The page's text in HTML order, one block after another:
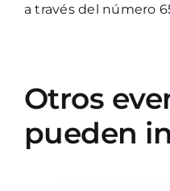
a través del número
Otros
pueden